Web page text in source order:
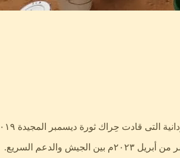
قادت حِراك ثورة ديسمبر المجيدة ٢٠١٩م.
السريع.